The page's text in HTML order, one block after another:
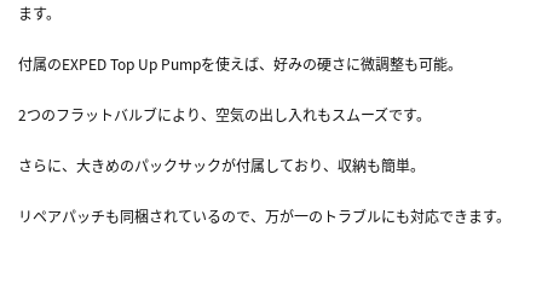
ます。
付属のEXPED Top Up Pumpを使えば、好みの硬さに微調整も可能。
2つのフラットバルブにより、空気の出し入れもスムーズです。
さらに、大きめのパックサックが付属しており、収納も簡単。
リペアパッチも同梱されているので、万が一のトラブルにも対応できます。